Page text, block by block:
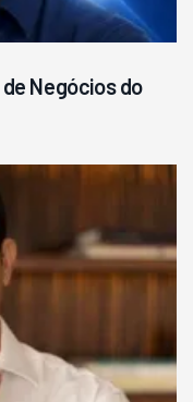
Negócios do